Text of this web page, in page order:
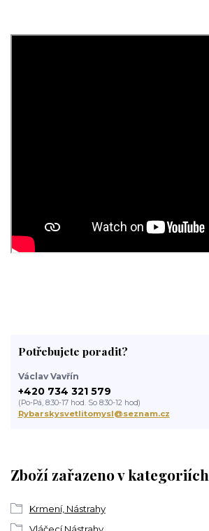
Zboží zařazeno v kategoriích
Krmení, Nástrahy
Vláčecí Nástrahy
Potřebujete poradit?
Václav Vavřín
+420 734 321 579
(Po-Pá, 8:30-17 hod. So 8:30-12 hod)
Rybarskysvetlitomysl@seznam.cz